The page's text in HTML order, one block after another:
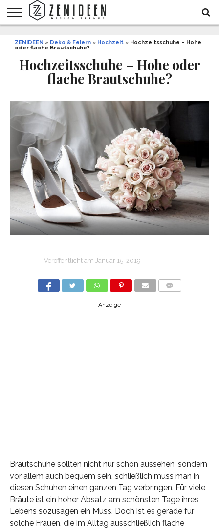
INNENDESIGN
ARCHITEKTUR
GARTEN
UND
LIFESTYLE
DEKO
&
DIY
STYLE
REZEPTE
GESUNDHEIT
WEIHNACHTEN
ZENIDEEN » Deko & Feiern » Hochzeit » Hochzeitsschuhe – Hohe
oder flache Brautschuhe?
Hochzeitsschuhe – Hohe oder
flache Brautschuhe?
Veröffentlicht am Januar 15, 2019
Anzeige
Brautschuhe sollten nicht nur schön aussehen, sondern
vor allem auch bequem sein, schließlich muss man in
diesen Schuhen einen ganzen Tag verbringen. Für viele
Bräute ist ein hoher Absatz am schönsten Tage ihres
Lebens sozusagen ein Muss. Doch ist es gerade für
solche Frauen, die im Alltag ausschließlich flache